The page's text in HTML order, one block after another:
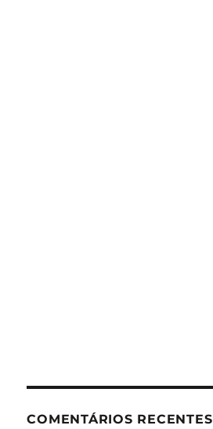
COMENTÁRIOS RECENTES